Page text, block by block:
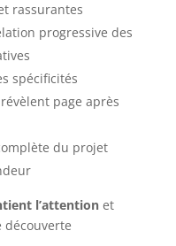
rassurantes
progressive des
spécificités
page après
du projet
l’attentionet